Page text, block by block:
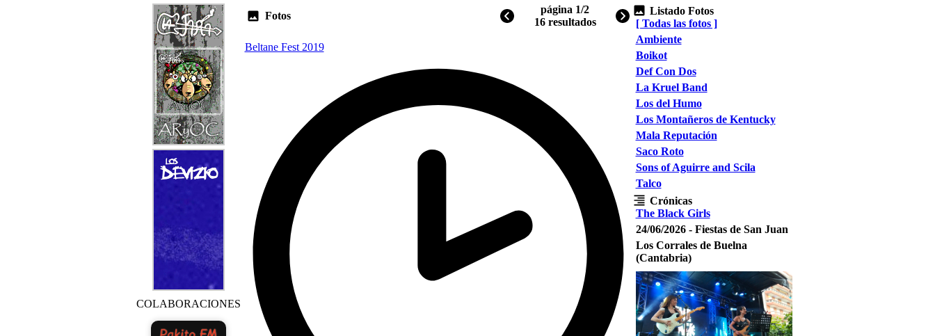
COLABORACIONES
Fotos
página 1/2
16 resultados
Beltane Fest 2019
Listado Fotos
[ Todas las fotos ]
Ambiente
Boikot
Def Con Dos
La Kruel Band
Los del Humo
Los Montañeros de Kentucky
Mala Reputación
Saco Roto
Sons of Aguirre and Scila
Talco
Crónicas
The Black Girls
24/06/2026 - Fiestas de San Juan
Los Corrales de Buelna
(Cantabria)